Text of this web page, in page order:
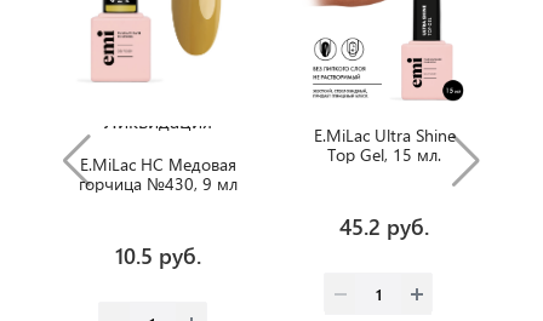
Ликвидация
E.MiLac HC Медовая
горчица №430, 9 мл
10.5 руб.
E.MiLac Ultra Shine
Top Gel, 15 мл.
45.2 руб.